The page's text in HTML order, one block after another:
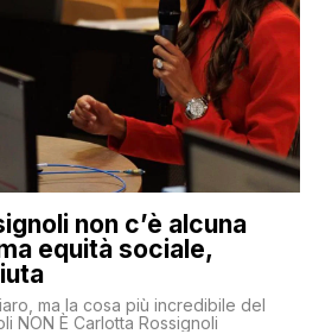
non c’è alcuna
equità sociale,
ma la cosa più incredibile del
NON È Carlotta Rossignoli